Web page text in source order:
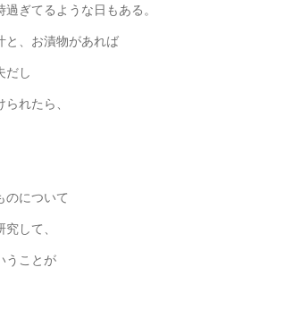
ぎてるような日もある。
と、お漬物があれば
だし
れたら、
のについて
して、
うことが